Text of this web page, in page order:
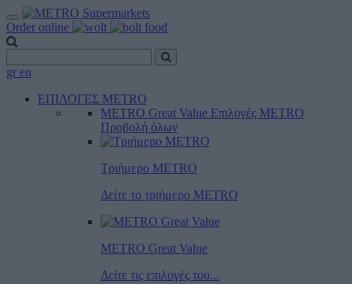
Order online
gr en
ΕΠΙΛΟΓΕΣ METRO
METRO Great Value Επιλογές METRO
Προβολή όλων
Τριήμερο METRO
Δείτε το τριήμερο ΜΕTRO
METRO Great Value
Δείτε τις επιλογές του...